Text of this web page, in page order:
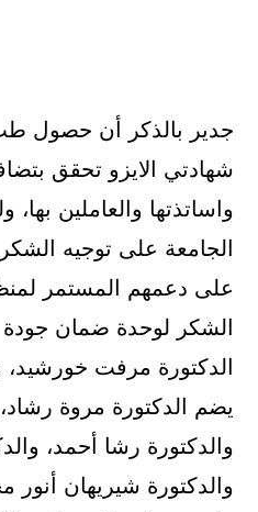
جدير بالذكر أن حصول
شهادتي الايزو تحقق
واساتذتها والعاملين
الجامعة على توجيه الشكر
على دعمهم المستمر
الشكر لوحدة ضمان جودة
الدكتورة مرفت
يضم الدكتورة مروة
والدكتورة رشا أحمد،
والدكتورة شيريهان أنور